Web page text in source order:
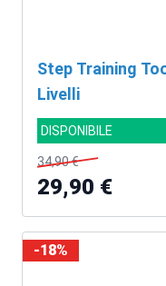
Step Training
Livelli
DISPONIBILE
34,90 €
29,90 €
-18%